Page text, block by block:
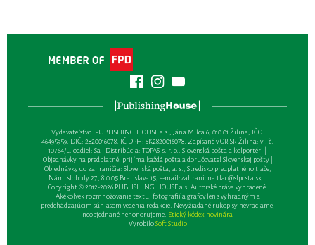
Vydavateľsťvo: PUBLISHING HOUSE a.s., Jána Milca 6, 010 01 Žilina, IČO:
46495959, DIČ: 2820016078, IČ DPH: SK2820016078, Zapísané v OR SR Žilina: vl. č.
10764/L, oddiel: Sa | Distribúcia: TOPAS, s. r. o., Slovenská pošta a kolportéri |
Objednávky na predplatné: prijíma každá pošta a doručovateľ Slovenskej pošty |
Objednávky do zahraničia: Slovenská pošta, a. s., Stredisko predplatného tlače,
Nám. slobody 27, 810 05 Bratislava 15, e-mail:zahranicna.tlac@slposta.sk. |
Copyright © 2012-2026 PUBLISHING HOUSE a.s. Autorské práva vyhradené.
Akékoľvek rozmnožovanie textu, fotografií a grafov len s výhradným a
predchádzajúcim súhlasom vedenia redakcie. Nevyžiadané rukopisy nevraciame,
neobjednané nehonorujeme. Etický kódex novinára
VyrobiloSoft Studio